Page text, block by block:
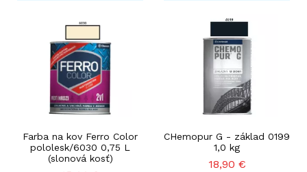
Farba na kov Ferro Color
pololesk/6030 0,75 L
(slonová kosť)
CHemopur G - základ 0199
1,0 kg
18,90 €